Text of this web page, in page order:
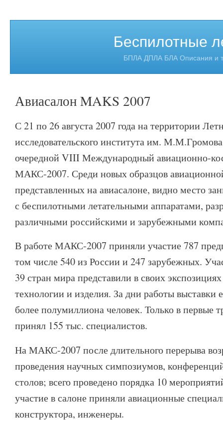
Беспилотные
БПЛА ДПЛА БЛА Описания и
Авиасалон MAKS 2007
С 21 по 26 августа 2007 года на территории
исследовательского института им.
очередной VIII Международный авиационно-
МАКС-2007. Среди новых образцов
представленных на авиасалоне, видно место
с беспилотными летательными аппаратами,
различными российскими и зарубежными
В работе МАКС-2007 приняли участие 787
том числе 540 из России и 247 зарубежных.
39 стран мира представили в своих
технологии и изделия. За дни работы выставки
более полумиллиона человек. Только в
принял 155 тыс. специалистов.
На МАКС-2007 после длительного перерыва
проведения научных симпозиумов,
столов; всего проведено порядка 10
участие в салоне приняли авиационные
конструктора, инженеры.